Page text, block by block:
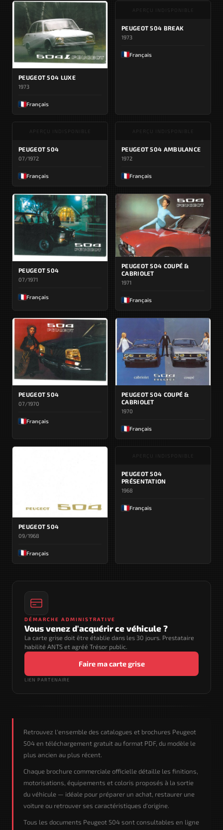
PEUGEOT 504 LUXE
1973
Français
APERÇU INDISPONIBLE
PEUGEOT 504 BREAK
1973
Français
APERÇU INDISPONIBLE
PEUGEOT 504
07/1972
Français
APERÇU INDISPONIBLE
PEUGEOT 504 AMBULANCE
1972
Français
PEUGEOT 504
07/1971
Français
PEUGEOT 504 COUPÉ &
CABRIOLET
1971
Français
PEUGEOT 504
07/1970
Français
PEUGEOT 504 COUPÉ &
CABRIOLET
1970
Français
PEUGEOT 504
09/1968
Français
APERÇU INDISPONIBLE
PEUGEOT 504
PRÉSENTATION
1968
Français
DÉMARCHE ADMINISTRATIVE
Vous venez d'acquérir ce véhicule ?
La carte grise doit être établie dans les 30 jours. Prestataire
habilité ANTS et agréé Trésor public.
Faire ma carte grise
LIEN PARTENAIRE
Retrouvez l'ensemble des catalogues et brochures Peugeot
504 en téléchargement gratuit au format PDF, du modèle le
plus ancien au plus récent.
Chaque brochure commerciale officielle détaille les finitions,
motorisations, équipements et coloris proposés à la sortie
du véhicule — idéale pour préparer un achat, restaurer une
voiture ou retrouver ses caractéristiques d'origine.
Tous les documents Peugeot 504 sont consultables en ligne